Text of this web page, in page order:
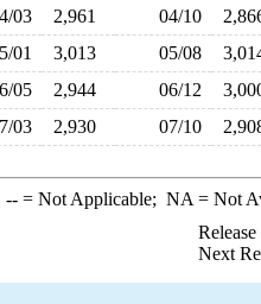
03 2,961 04/10
01 3,013 05/08
05 2,944 06/12
03 2,930 07/10
--= Not Applicable; NA = Not
Next